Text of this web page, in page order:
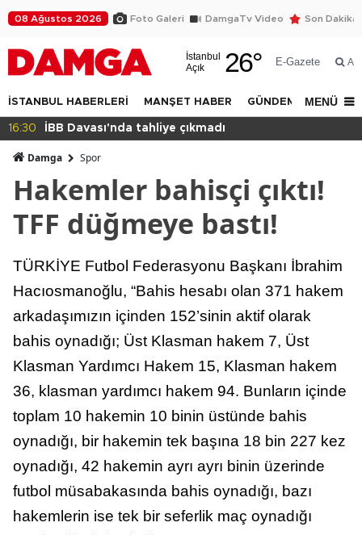
08 Ağustos 2026 Foto Galeri DamgaTv Video Son Dakika
İstanbul
Açık
26° E-Gazete Ara
İSTANBUL HABERLERİ MANŞET HABER GÜNDEM DÜNYA
MENÜ
14:32 Beylikdüzü Yakuplu'da daralan sokak tepkisi!
Damga Spor
Hakemler bahisçi çıktı!
TFF düğmeye bastı!
TÜRKİYE Futbol Federasyonu Başkanı İbrahim
Hacıosmanoğlu, “Bahis hesabı olan 371 hakem
arkadaşımızın içinden 152’sinin aktif olarak
bahis oynadığı; Üst Klasman hakem 7, Üst
Klasman Yardımcı Hakem 15, Klasman hakem
36, klasman yardımcı hakem 94. Bunların içinde
toplam 10 hakemin 10 binin üstünde bahis
oynadığı, bir hakemin tek başına 18 bin 227 kez
oynadığı, 42 hakemin ayrı ayrı binin üzerinde
futbol müsabakasında bahis oynadığı, bazı
hakemlerin ise tek bir seferlik maç oynadığı